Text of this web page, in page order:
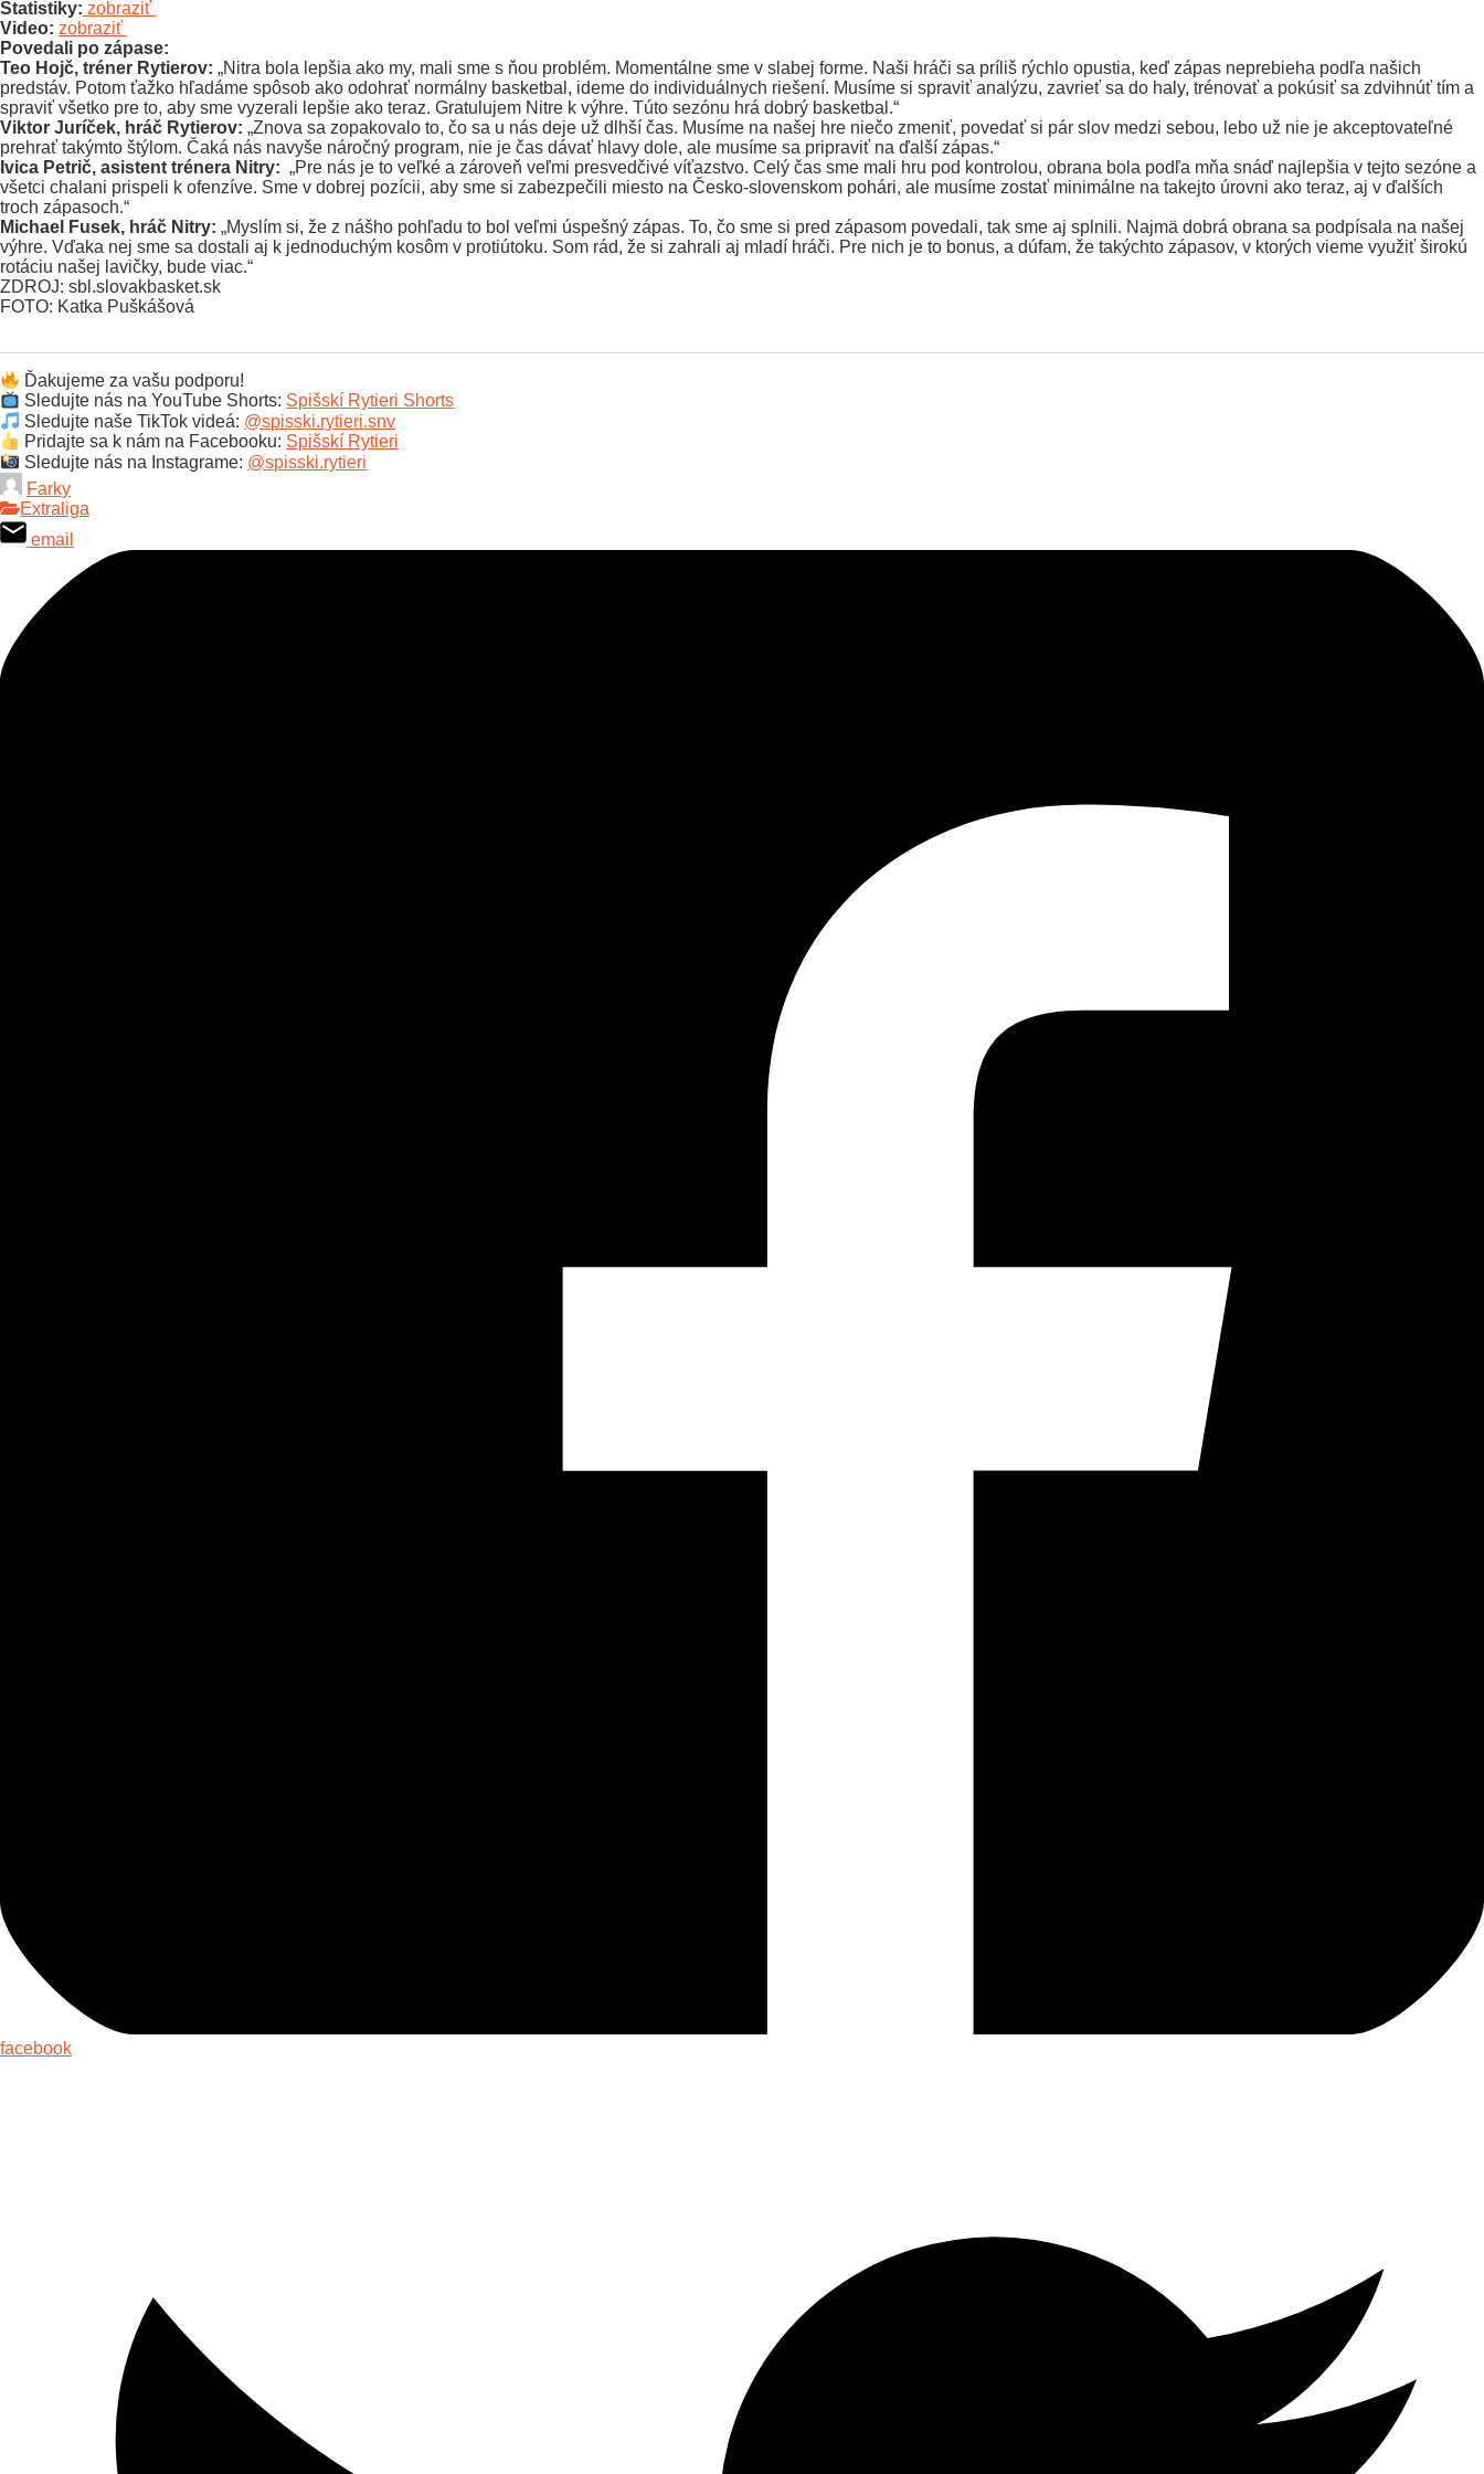
Štatistiky: zobraziť
Video: zobraziť
Povedali po zápase:
Teo Hojč, tréner Rytierov: „Nitra bola lepšia ako my, mali sme s ňou problém. Momentálne sme v slabej forme. Naši hráči sa príliš rýchlo opustia, keď zápas neprebieha podľa našich
predstáv. Potom ťažko hľadáme spôsob ako odohrať normálny basketbal, ideme do individuálnych riešení. Musíme si spraviť analýzu, zavrieť sa do haly, trénovať a pokúsiť sa zdvihnúť tím a
spraviť všetko pre to, aby sme vyzerali lepšie ako teraz. Gratulujem Nitre k výhre. Túto sezónu hrá dobrý basketbal.“
Viktor Juríček, hráč Rytierov: „Znova sa zopakovalo to, čo sa u nás deje už dlhší čas. Musíme na našej hre niečo zmeniť, povedať si pár slov medzi sebou, lebo už nie je akceptovateľné
prehrať takýmto štýlom. Čaká nás navyše náročný program, nie je čas dávať hlavy dole, ale musíme sa pripraviť na ďalší zápas.“
Ivica Petrič, asistent trénera Nitry: „Pre nás je to veľké a zároveň veľmi presvedčivé víťazstvo. Celý čas sme mali hru pod kontrolou, obrana bola podľa mňa snáď najlepšia v tejto sezóne a
všetci chalani prispeli k ofenzíve. Sme v dobrej pozícii, aby sme si zabezpečili miesto na Česko-slovenskom pohári, ale musíme zostať minimálne na takejto úrovni ako teraz, aj v ďalších
troch zápasoch.“
Michael Fusek, hráč Nitry: „Myslím si, že z nášho pohľadu to bol veľmi úspešný zápas. To, čo sme si pred zápasom povedali, tak sme aj splnili. Najmä dobrá obrana sa podpísala na našej
výhre. Vďaka nej sme sa dostali aj k jednoduchým kosôm v protiútoku. Som rád, že si zahrali aj mladí hráči. Pre nich je to bonus, a dúfam, že takýchto zápasov, v ktorých vieme využiť širokú
rotáciu našej lavičky, bude viac.“
ZDROJ: sbl.slovakbasket.sk
FOTO: Katka Puškášová
Ďakujeme za vašu podporu!
Sledujte nás na YouTube Shorts: Spišskí Rytieri Shorts
Sledujte naše TikTok videá: @spisski.rytieri.snv
Pridajte sa k nám na Facebooku: Spišskí Rytieri
Sledujte nás na Instagrame: @spisski.rytieri
Farky
Extraliga
email
facebook